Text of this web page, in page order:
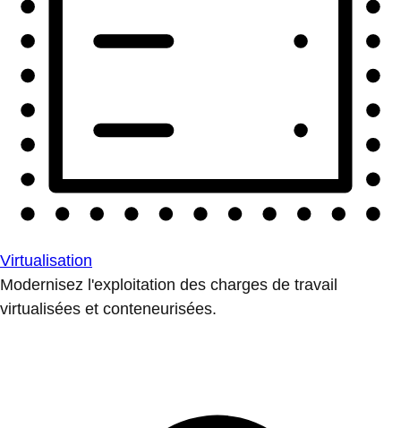
Virtualisation
Modernisez l'exploitation des charges de travail
virtualisées et conteneurisées.